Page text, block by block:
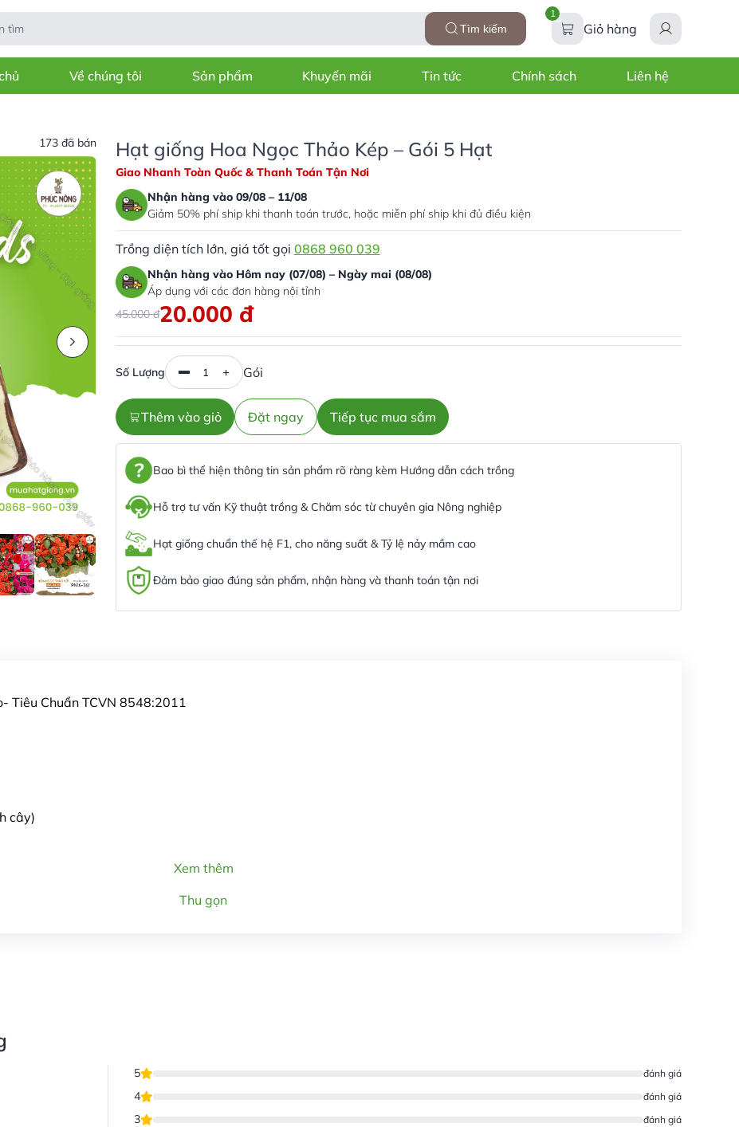
Tìm kiếm
1
Giỏ hàng
Về chúng tôi Sản phẩm Khuyến mãi Tin tức Chính sách Liên hệ
173 đã bán Hạt giống Hoa Ngọc Thảo Kép – Gói 5 Hạt
Giao Nhanh Toàn Quốc & Thanh Toán Tận Nơi
Nhận hàng vào 09/08 – 11/08
Giảm 50% phí ship khi thanh toán trước, hoặc miễn phí ship khi đủ điều kiện
Trồng diện tích lớn, giá tốt gọi 0868 960 039
Nhận hàng vào Hôm nay (07/08) – Ngày mai (08/08)
Áp dụng với các đơn hàng nội tỉnh
45.000đ20.000 đ
Số Lượng Gói
Thêm vào giỏ Đặt ngay Tiếp tục mua sắm
Bao bì thể hiện thông tin sản phẩm rõ ràng kèm Hướng dẫn cách trồng
Hỗ trợ tư vấn Kỹ thuật trồng & Chăm sóc từ chuyên gia Nông nghiệp
Hạt giống chuẩn thế hệ F1, cho năng suất & Tỷ lệ nảy mầm cao
Đảm bảo giao đúng sản phẩm, nhận hàng và thanh toán tận nơi
Tiêu Chuẩn TCVN 8548:2011
cây)
Xem thêm
Thu gọn
5 đánh giá
4 đánh giá
3 đánh giá